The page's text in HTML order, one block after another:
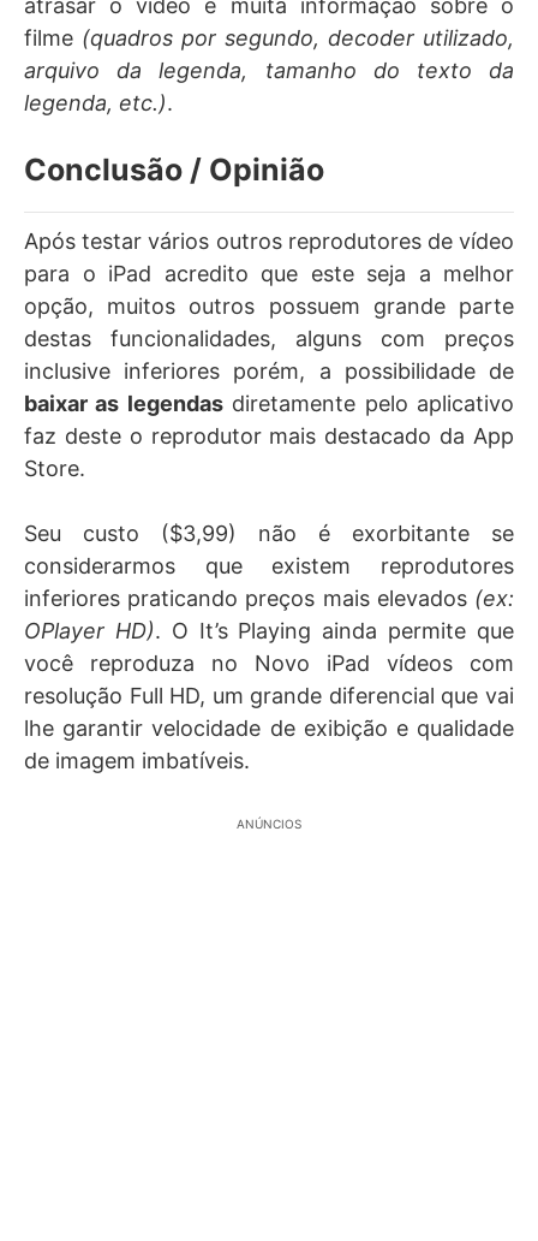
atrasar o vídeo e muita informação sobre o
filme (quadros por segundo, decoder utilizado,
arquivo da legenda, tamanho do texto da
legenda, etc.).
Conclusão / Opinião
Após testar vários outros reprodutores de vídeo
para o iPad acredito que este seja a melhor
opção, muitos outros possuem grande parte
destas funcionalidades, alguns com preços
inclusive inferiores porém, a possibilidade de
baixar as legendasdiretamente pelo aplicativo
faz deste o reprodutor mais destacado da App
Store.
Seu custo ($3,99) não é exorbitante se
considerarmos que existem reprodutores
inferiores praticando preços mais elevados (ex:
OPlayer HD). O It’s Playing ainda permite que
você reproduza no Novo iPad vídeos com
resolução Full HD, um grande diferencial que vai
lhe garantir velocidade de exibição e qualidade
de imagem imbatíveis.
ANÚNCIOS